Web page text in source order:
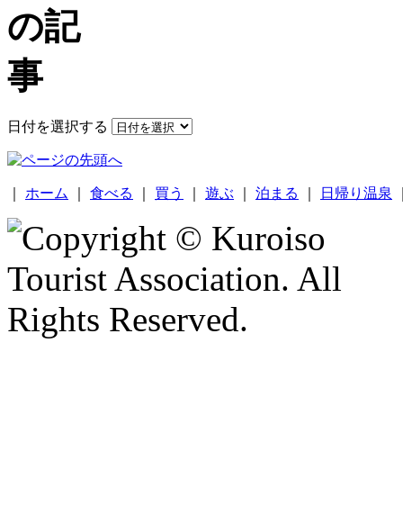
日付を選択する
ホーム 食べる 買う 遊ぶ 泊まる 日帰り温泉